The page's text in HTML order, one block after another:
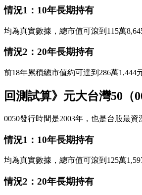
情況1：10年長期持有
均為真實數據，總市值可滾到115萬
情況2：20年長期持有
前18年累積總市值約可達到286萬1,444
回測試算》元大台灣50（
0050發行時間是2003年，也是台股最資
情況1：10年長期持有
均為真實數據，總市值可滾到125萬
情況2：20年長期持有